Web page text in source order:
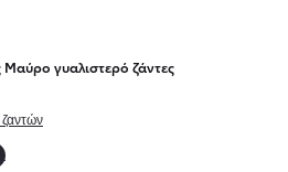
Μαύρο γυαλιστερό ζάντες